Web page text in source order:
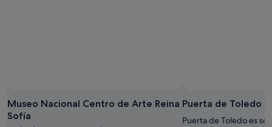
Museo Nacional Centro de Arte Reina
Sofía
Puerta de Toledo
Puerta de Toledo es